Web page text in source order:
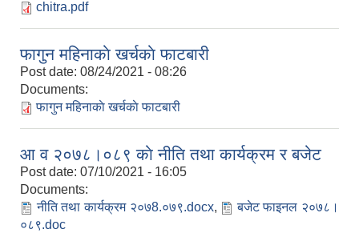
chitra.pdf
फागुन महिनाकाे खर्चकाे फाटबारी
Post date: 08/24/2021 - 08:26
Documents:
फागुन महिनाकाे खर्चकाे फाटबारी
आ‍ व २०७८।०८९ काे नीति तथा कार्यक्रम र बजेट
Post date: 07/10/2021 - 16:05
Documents:
नीति तथा कार्यक्रम २०७8.०७९.docx,
बजेट फाइनल २०७८।
०८९.doc